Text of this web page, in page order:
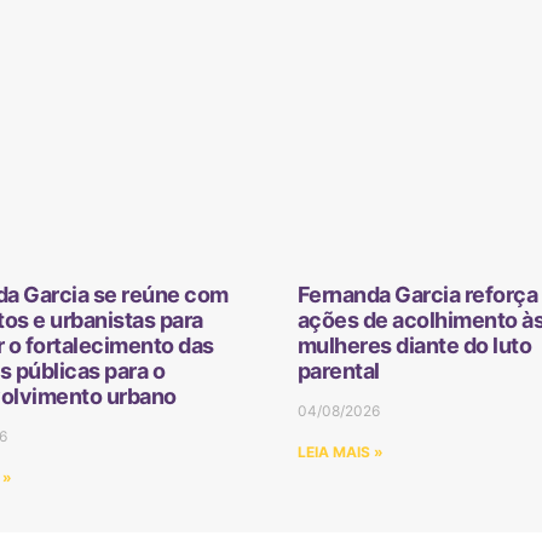
Garcia se reúne com
e urbanistas para
o fortalecimento das
públicas para o
urbano
»
Fernanda Garcia reforça
ações de acolhimento
mulheres diante do luto
parental
04/08/2026
LEIA MAIS »